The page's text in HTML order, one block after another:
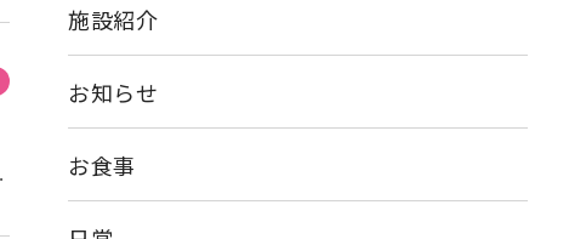
施設紹介
お知らせ
お食事